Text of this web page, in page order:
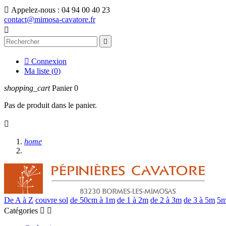
 Appelez-nous : 04 94 00 40 23
contact@mimosa-cavatore.fr


 Connexion
Ma liste (0)
shopping_cart Panier 0
Pas de produit dans le panier.

home
De A à Z couvre sol de 50cm à 1m de 1 à 2m de 2 à 3m de 3 à 5m
Catégories  